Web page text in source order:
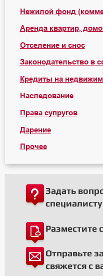
Нежилой фонд
Аренда квартир,
Отселение и снос
Законодательство в
Кредиты на
Наследование
Права супругов
Дарение
Прочее
Задать
специалисту
Разместите
Отправьте
свяжется с